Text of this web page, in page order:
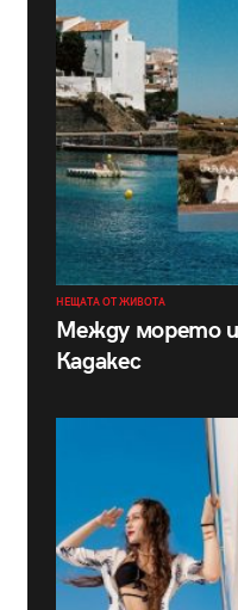
НЕЩАТА ОТ ЖИВОТА
Между морето
Кадакес